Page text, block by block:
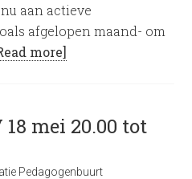
aan actieve
afgelopen maand- om
more]
mei 20.00 tot
Pedagogenbuurt